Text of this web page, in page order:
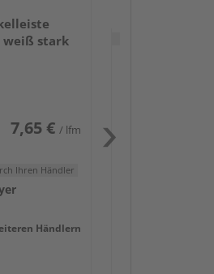
weiß stark
7,65 € / lfm
Ihren Händler
Händlern